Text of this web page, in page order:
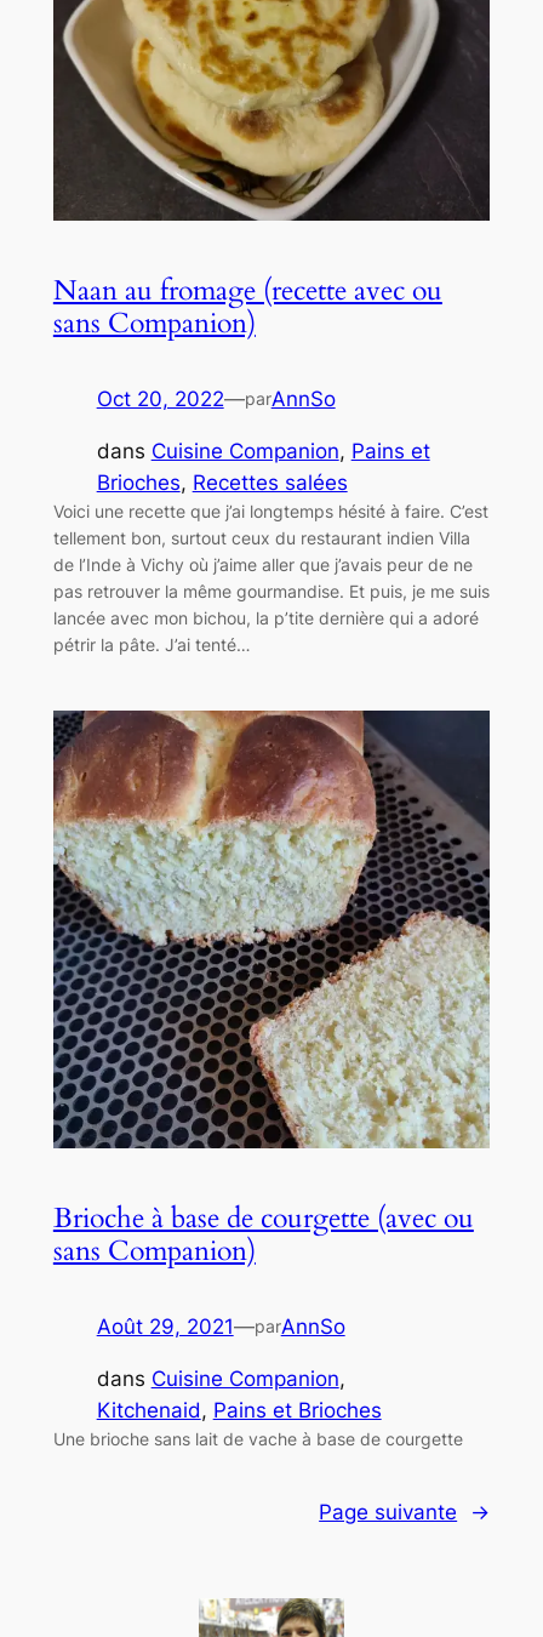
Naan au fromage (recette avec ou
sans Companion)
Oct 20, 2022—parAnnSo
dans Cuisine Companion, Pains et
Brioches, Recettes salées
Voici une recette que j’ai longtemps hésité à faire. C’est
tellement bon, surtout ceux du restaurant indien Villa
de l’Inde à Vichy où j’aime aller que j’avais peur de ne
pas retrouver la même gourmandise. Et puis, je me suis
lancée avec mon bichou, la p’tite dernière qui a adoré
pétrir la pâte. J’ai tenté…
Brioche à base de courgette (avec ou
sans Companion)
Août 29, 2021—parAnnSo
dans Cuisine Companion
Kitchenaid, Pains et Brioches
Une brioche sans lait de vache à base de courgette
Page suivante →